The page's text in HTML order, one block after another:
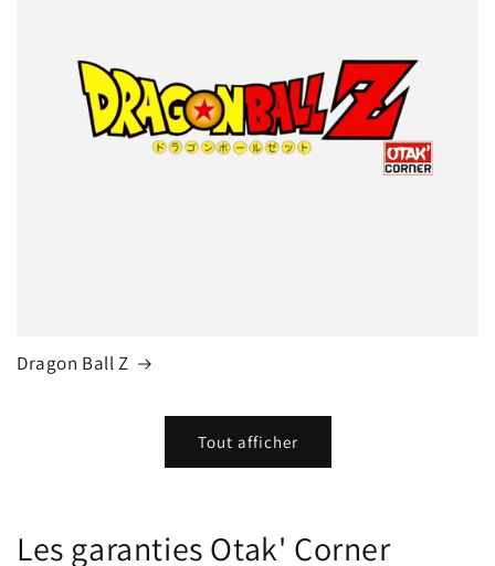
Dragon Ball Z
Tout afficher
Les garanties Otak' Corner